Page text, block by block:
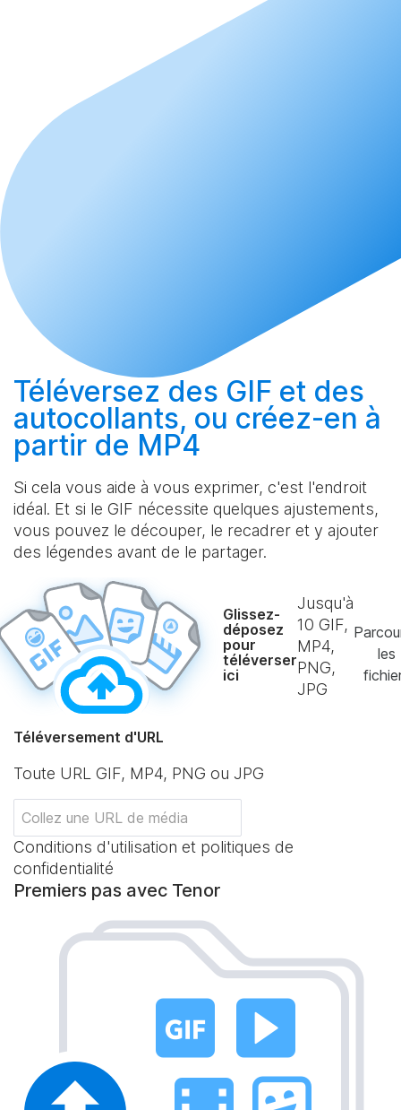
Téléversez des GIF et des
autocollants, ou créez-en à
partir de MP4
Si cela vous aide à vous exprimer, c'est l'endroit
idéal. Et si le GIF nécessite quelques ajustements,
vous pouvez le découper, le recadrer et y ajouter
des légendes avant de le partager.
Glissez-
déposez
pour
téléverser
ici
Jusqu'à
10 GIF,
MP4,
PNG,
JPG
les
Téléversement d'URL
Toute URL GIF, MP4, PNG ou JPG
Conditions d'utilisation et politiques de
confidentialité
Premiers pas avec Tenor